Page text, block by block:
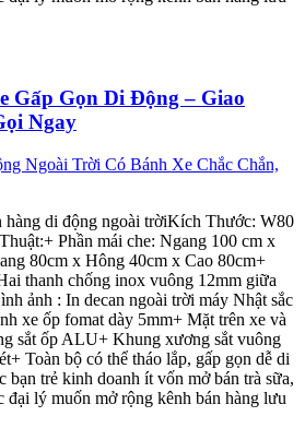
Gấp Gọn Di Động – Giao
Ngay
hàng di động ngoài trờiKích Thước: W80
Phần mái che: Ngang 100 cm x
80cm x Hông 40cm x Cao 80cm+
thanh chống inox vuông 12mm giữa
ảnh : In decan ngoài trời máy Nhật sắc
xe ốp fomat dày 5mm+ Mặt trên xe và
sắt ốp ALU+ Khung xương sắt vuông
Toàn bộ có thể tháo lắp, gấp gọn dễ di
bạn trẻ kinh doanh ít vốn mở bán trà sữa,
đại lý muốn mở rộng kênh bán hàng lưu